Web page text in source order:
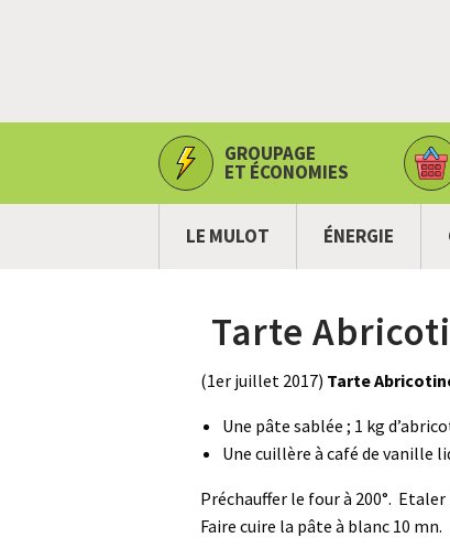
GROUPAGE
ET ÉCONOMIES
LE MULOT ÉNERGIE
Tarte
(1er juillet 2017) Tarte
Une pâte sablée ; 1 kg
Une cuillère à café de vanille
Préchauffer le four à 200°.
Faire cuire la pâte à blanc 10 mn.